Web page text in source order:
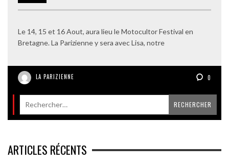
Le 14, 15 et 16 Aout, aura lieu le Motocultor Festival en
Bretagne. La Parizienne y sera avec Lisa, notre
LA PARIZIENNE 0
ARTICLES RÉCENTS